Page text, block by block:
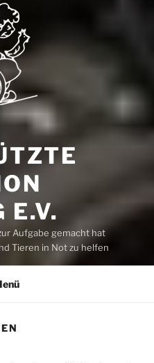
E.V.
Aufgabe gemacht hat
Tieren in Not zu helfen